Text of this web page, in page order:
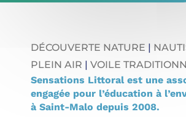
DÉCOUVERTE NATURE |
PLEIN AIR | VOILE
Sensations Littoral est une
engagée pour l’éducation à
à Saint-Malo depuis 2008.